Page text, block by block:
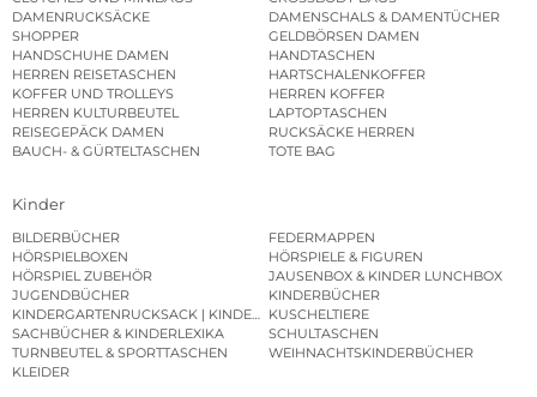
DAMENRUCKSÄCKE
DAMENSCHALS & DAMENTÜCHER
SHOPPER
GELDBÖRSEN DAMEN
HANDSCHUHE DAMEN
HANDTASCHEN
HERREN REISETASCHEN
HARTSCHALENKOFFER
KOFFER UND TROLLEYS
HERREN KOFFER
HERREN KULTURBEUTEL
LAPTOPTASCHEN
REISEGEPÄCK DAMEN
RUCKSÄCKE HERREN
BAUCH- & GÜRTELTASCHEN
TOTE BAG
Kinder
BILDERBÜCHER
FEDERMAPPEN
HÖRSPIELBOXEN
HÖRSPIELE & FIGUREN
HÖRSPIEL ZUBEHÖR
JAUSENBOX & KINDER LUNCHBOX
JUGENDBÜCHER
KINDERBÜCHER
KINDERGARTENRUCKSACK | KINDERGARTENBEUTEL
KUSCHELTIERE
SACHBÜCHER & KINDERLEXIKA
SCHULTASCHEN
TURNBEUTEL & SPORTTASCHEN
WEIHNACHTSKINDERBÜCHER
KLEIDER